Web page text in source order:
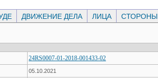
ДВИЖЕНИЕ ДЕЛА ЛИЦА СТОРОНЫ
24RS0007-01-2018-001433-02
05.10.2021